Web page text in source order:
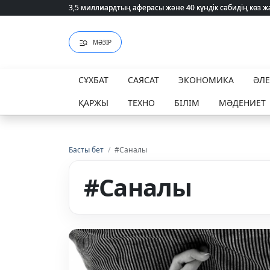
3,5 миллиардтың аферасы және 40 күндік сәбидің
3,5 миллиардтың аферасы және 40 күндік сәбидің
МӘЗІР
СҰХБАТ САЯСАТ ЭКОНОМИКА
ҚАРЖЫ
ТЕХНО БІЛІМ МӘДЕНИЕТ
Басты бет / #Саналы
#Саналы